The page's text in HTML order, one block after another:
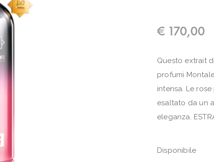
€ 170,00
Questo extrait
profumi
intensa. Le
esaltato da un
eleganza.
Disponibile